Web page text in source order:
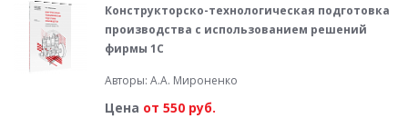
Конструкторско-технологическая подготовка
производства с использованием решений
фирмы 1С
Авторы: А.А. Мироненко
Цена от 550 руб.